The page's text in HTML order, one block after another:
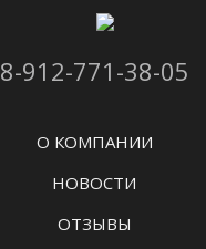
8-912-771-38-05
О КОМПАНИИ
НОВОСТИ
ОТЗЫВЫ